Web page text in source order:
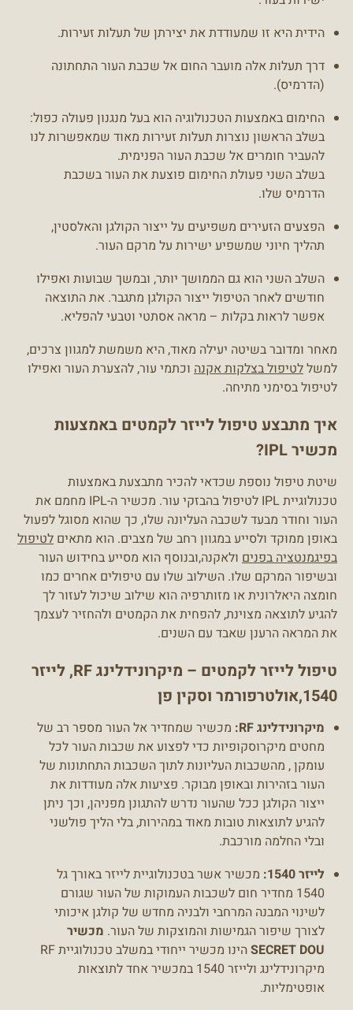
הידית היא זו שמעודדת את יצירתן של תעלות זעירות.
דרך תעלות אלה מועבר החום אל שכבת העור התחתונה
(הדרמיס).
החימום באמצעות הטכנולוגיה הוא בעל מנגנון פעולה כפול:
בשלב הראשון נוצרות תעלות זעירות מאוד שמאפשרות לנו
להעביר חומרים אל שכבת העור הפנימית.
בשלב השני פעולת החימום פוצעת את העור בשכבת
הדרמיס שלו.
הפצעים הזעירים משפיעים על ייצור הקולגן והאלסטין,
תהליך חיוני שמשפיע ישירות על מרקם העור.
השלב השני הוא גם הממושך יותר, ובמשך שבועות ואפילו
חודשים לאחר הטיפול ייצור הקולגן מתגבר. את התוצאה
אפשר לראות בקלות – מראה אסתטי וטבעי להפליא.
מאחר ומדובר בשיטה יעילה מאוד, היא משמשת למגוון צרכים,
למשללטיפול בצלקות אקנה וכתמי עור, להצערת העור ואפילו
לטיפול בסימני מתיחה.
איך מתבצע טיפול לייזר לקמטים באמצעות
מכשיר IPL?
שיטת טיפול נוספת שכדאי להכיר מתבצעת באמצעות
טכנולוגיית IPL לטיפול בהבזקי עור. מכשיר ה-IPL מחמם את
העור וחודר מבעד לשכבה העליונה שלו, כך שהוא מסוגל לפעול
באופן ממוקד ולסייע במגוון רחב של מצבים. הוא מתאים לטיפול
בפיגמנטציה בפנים ולאקנה,ובנוסף הוא מסייע בחידוש העור
ובשיפור המרקם שלו. השילוב שלו עם טיפולים אחרים כמו
חומצה היאלרונית או מזותרפיה הוא שילוב שיכול לעזור לך
להגיע לתוצאה מצוינת, להפחית את הקמטים ולהחזיר לעצמך
את המראה הרענן שאבד עם השנים.
טיפול לייזר לקמטים – מיקרונידלינג RF, לייזר
1540,אולטרפורמר וסקין פן
מיקרונידלינג RF:
מכשיר שמחדיר אל העור מספר רב של
מחטים מיקרוסקופיות כדי לפצוע את שכבות העור לכל
עומקן , מהשכבות העליונות לתוך השכבות התחתונות של
העור בזהירות ובאופן מבוקר. פציעות אלה מעודדות את
ייצור הקולגן ככל שהעור נדרש להתגונן מפניהן, וכך ניתן
להגיע לתוצאות טובות מאוד במהירות, בלי הליך פולשני
ובלי החלמה מורכבת.
לייזר 1540:
מכשיר אשר בטכנולוגיית לייזר באורך גל
1540 מחדיר חום לשכבות העמוקות של העור שגורם
לשינוי המבנה המרחבי ולבניה מחדש של קולגן איכותי
לצורך שיפור הגמישות והמוצקות של העור. מכשיר
SECRET DOU
הינו מכשיר ייחודי במשלב טכנולוגיית RF
מיקרונידלינג ולייזר 1540 במכשיר אחד לתוצאות
אופטימליות.